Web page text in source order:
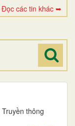
Đọc các tin khác ➥
Truyền thông